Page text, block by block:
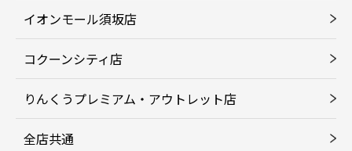
イオンモール須坂店
コクーンシティ店
りんくうプレミアム・アウトレット店
全店共通